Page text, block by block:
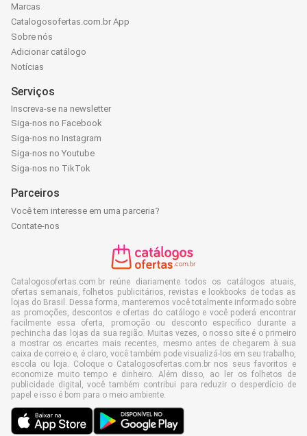
Marcas
Catalogosofertas.com.br App
Sobre nós
Adicionar catálogo
Notícias
Serviços
Inscreva-se na newsletter
Siga-nos no Facebook
Siga-nos no Instagram
Siga-nos no Youtube
Siga-nos no TikTok
Parceiros
Você tem interesse em uma parceria?
Contate-nos
Catalogosofertas.com.br reúne diariamente todos os catálogos atuais,
ofertas semanais, folhetos publicitários, revistas e lookbooks de todas as
lojas do Brasil. Dessa forma, manteremos você totalmente informado sobre
as promoções, descontos e ofertas do catálogo e você poderá encontrar
facilmente essa oferta, promoção ou desconto específico durante a
pechincha das lojas da sua região. Muitas vezes, o nosso site é o primeiro
a mostrar os encartes mais recentes, mesmo antes de chegarem à sua
caixa de correio e, é claro, você também pode visualizá-los em seu trabalho,
escola ou loja. Coloque o Catalogosofertas.com.br nos seus favoritos e
economize muito tempo e dinheiro. Além disso, ao ler os folhetos de
publicidade digital, você também contribui para reduzir o desperdício de
papel e isso é bom para o meio ambiente.